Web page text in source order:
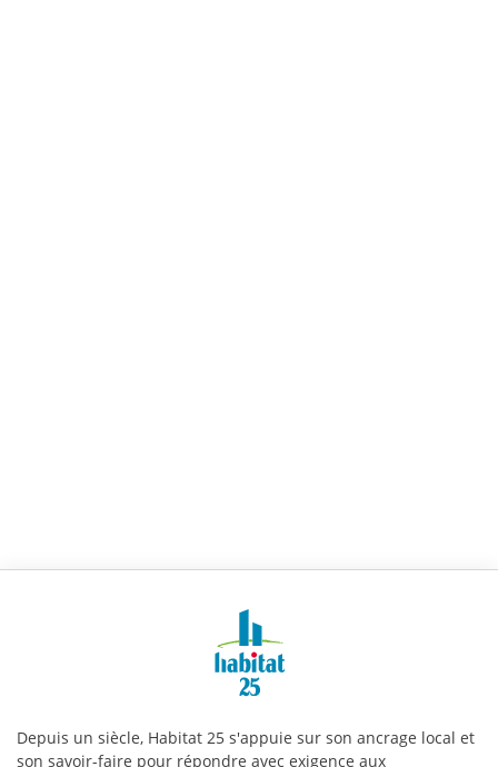
pratiques
Depuis un siècle, Habitat 25 s'appuie sur son ancrage local et
son savoir-faire pour répondre avec exigence aux